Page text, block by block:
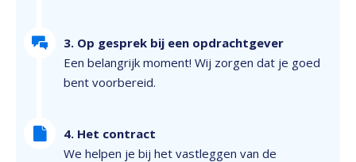
3. Op gesprek bij een opdrachtgever
Een belangrijk moment! Wij zorgen dat je goed
bent voorbereid.
4. Het contract
We helpen je bij het vastleggen van de